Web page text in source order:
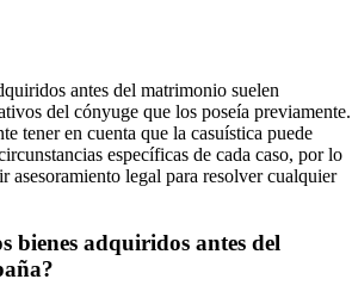
antes del matrimonio suelen
del cónyuge que los poseía previamente.
tener en cuenta que la casuística puede
específicas de cada caso, por lo
asesoramiento legal para resolver cualquier
bienes adquiridos antes del